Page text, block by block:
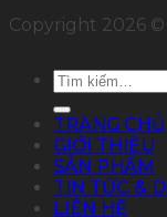
Copyright 2026 ©
Tìm
kiếm:
TRANG CHỦ
GIỚI THIỆU
SẢN PHẨM
TIN TỨC &
LIÊN HỆ